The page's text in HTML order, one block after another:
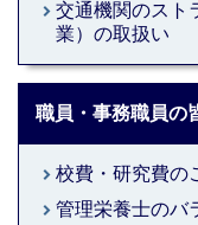
積、お問い
随時受付中｜お知ら
【購買店・
2026年｜千里山キャ
keyboard_arrow_right 交通機関のスト
業）の取扱い
職員・事務職員の
keyboard_arrow_right 校費・研究費の
keyboard_arrow_right 管理栄養士のバ